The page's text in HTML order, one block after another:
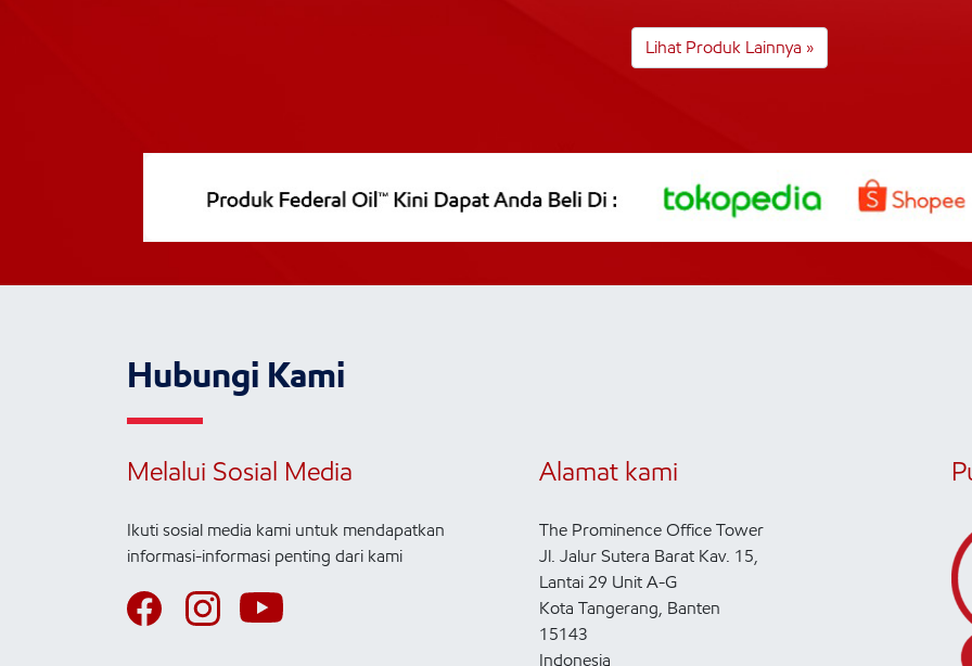
Lihat Produk Lainnya »
Hubungi Kami
Melalui Sosial Media
Ikuti sosial media kami untuk mendapatkan
informasi-informasi penting dari kami
Alamat kami
The Prominence Office Tower
Jl. Jalur Sutera Barat Kav. 15,
Lantai 29 Unit A-G
Kota Tangerang, Banten
15143
Indonesia